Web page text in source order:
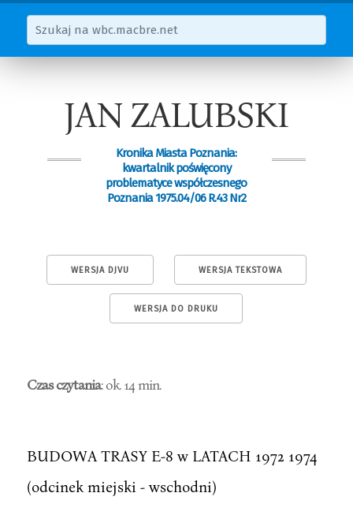
JAN ZALUBSKI
Kronika Miasta Poznania:
kwartalnik poświęcony
problematyce współczesnego
Poznania 1975.04/06 R.43 Nr2
WERSJA DJVU WERSJA TEKSTOWA
WERSJA DO DRUKU
Czas czytania: ok. 14 min.
BUDOWA TRASY E-8 w LATACH 1972 1974
(odcinek miejski - wschodni)